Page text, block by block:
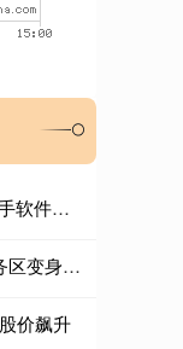
嘉汇优配交易 祥生医疗布局全球移动端AI助手软件，构筑差异化服务生态
大牛时代配资 浙江桐庐：交旅融合&#32;服务区变身“海底世界”
价飙升